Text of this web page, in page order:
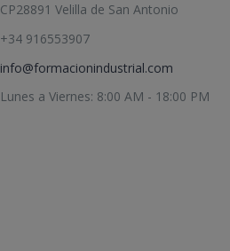
CP28891 Velilla de San Antonio
+34 916553907
info@formacionindustrial.com
Lunes a Viernes: 8:00 AM - 18:00 PM